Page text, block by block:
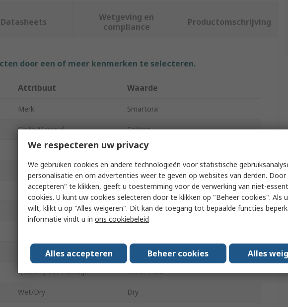
Datasheets
Wetgeving en
compliance
Productomschrijving
door een of meer kenmerken te selecteren.
Attribuut Waarde
Merk Smartora
Cloth Material Cotton
Product Type Wipe
Application General Purpose
Cloth Features High Absorbency
Colour White
Package Type
Quantity Per Package 10Per Pack
Wet/Dry Dry
We respecteren uw privacy
We gebruiken cookies en andere technologieën voor statistische
personalisatie en om advertenties weer te geven op websites van derden. Door
accepteren" te klikken, geeft u toestemming voor de verwerking van niet-
cookies. U kunt uw cookies selecteren door te klikken op "Beheer cookies". Als
wilt, klikt u op "Alles weigeren". Dit kan de toegang tot bepaalde functies
informatie vindt u in ons cookiebeleid
Alles accepteren Beheer cookies Alles